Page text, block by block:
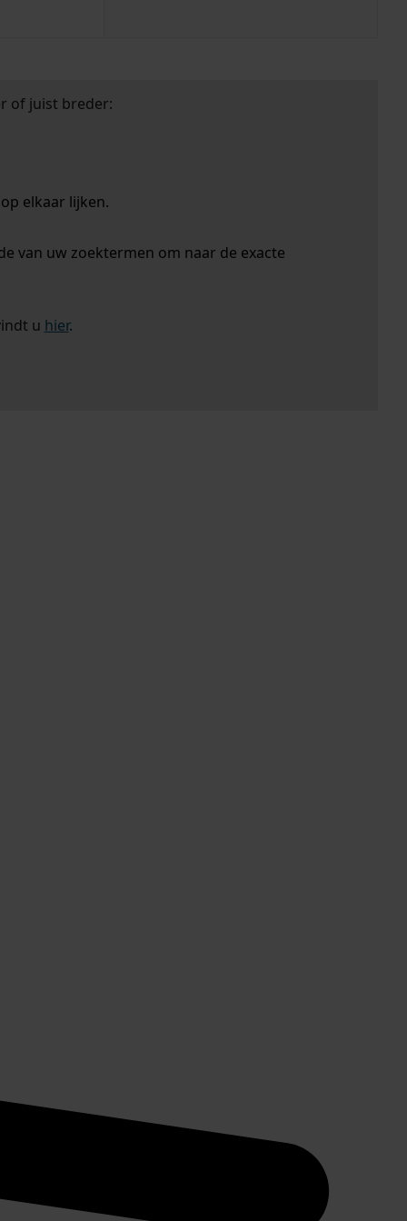
of juist breder:
elkaar lijken.
van uw zoektermen om naar de exacte
u hier.